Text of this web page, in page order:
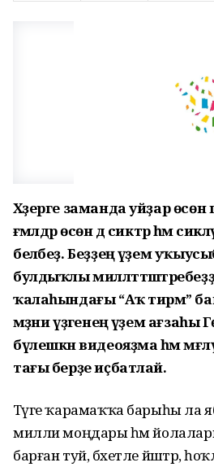
Хәҙерге заманда уйҙар өсөн
ғәмәлдәр өсөн дә сиктәр һәм
беләбеҙ. Беҙҙең әүҙем
булдыҡлы
ҡалаһындағы “Аҡ тирмә”
мәҙәни үҙәгенең әүҙем
бүлешкән видеояҙма һәм
тағы берҙе иҫбатлай.
Тәүге ҡарамаҡҡа барыһы ла
милли моңдары һәм
барған туй, бәхетле йәштәр,